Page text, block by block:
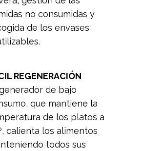
no consumidas y
de los envases
REGENERACIÓN
de bajo
que mantiene la
de los platos a
calienta los alimentos
todos sus